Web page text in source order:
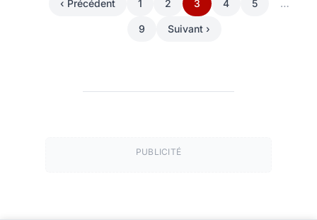
‹ Précédent 1 2 3 4 5 …
9 Suivant ›
PUBLICITÉ